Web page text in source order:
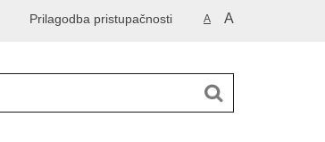
A A
Prilagodba pristupačnosti